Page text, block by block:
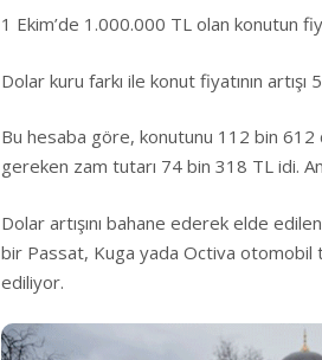
1 Ekim’de 1.000.000 TL olan konutun
Dolar kuru farkı ile konut fiyatının artışı
Bu hesaba göre, konutunu 112 bin 612
gereken zam tutarı 74 bin 318 TL idi.
Dolar artışını bahane ederek elde
bir Passat, Kuga yada Octiva otomobil
ediliyor.